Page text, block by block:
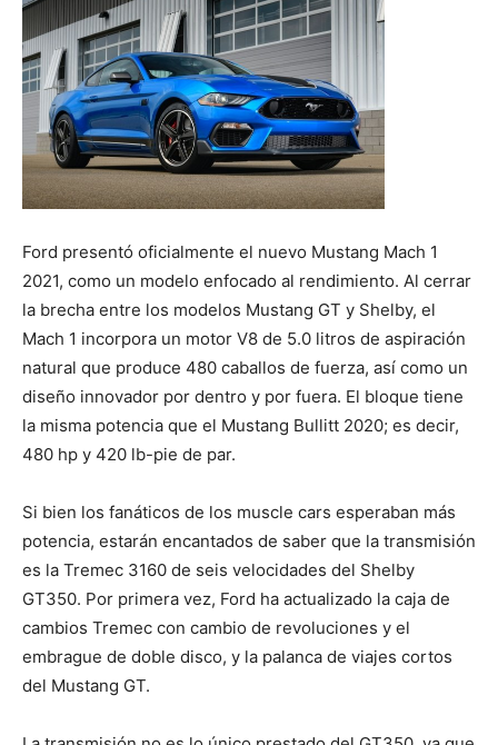
Ford presentó oficialmente el nuevo Mustang Mach 1
2021, como un modelo enfocado al rendimiento. Al cerrar
la brecha entre los modelos Mustang GT y Shelby, el
Mach 1 incorpora un motor V8 de 5.0 litros de aspiración
natural que produce 480 caballos de fuerza, así como un
diseño innovador por dentro y por fuera. El bloque tiene
la misma potencia que el Mustang Bullitt 2020; es decir,
480 hp y 420 lb-pie de par.
Si bien los fanáticos de los muscle cars esperaban más
potencia, estarán encantados de saber que la transmisión
es la Tremec 3160 de seis velocidades del Shelby
GT350. Por primera vez, Ford ha actualizado la caja de
cambios Tremec con cambio de revoluciones y el
embrague de doble disco, y la palanca de viajes cortos
del Mustang GT.